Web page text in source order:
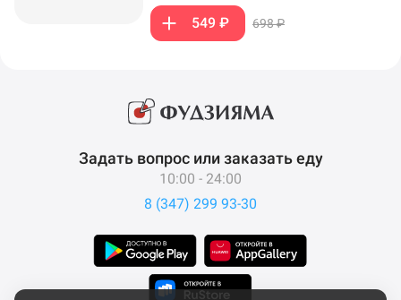
549 ₽ 698 ₽
Задать вопрос или заказать еду
10:00 - 24:00
8 (347) 299 93-30